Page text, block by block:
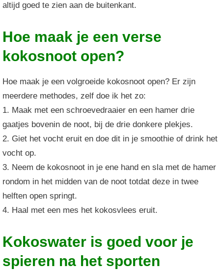
altijd goed te zien aan de buitenkant.
Hoe maak je een verse
kokosnoot open?
Hoe maak je een volgroeide kokosnoot open? Er zijn
meerdere methodes, zelf doe ik het zo:
1. Maak met een schroevedraaier en een hamer drie
gaatjes bovenin de noot, bij de drie donkere plekjes.
2. Giet het vocht eruit en doe dit in je smoothie of drink het
vocht op.
3. Neem de kokosnoot in je ene hand en sla met de hamer
rondom in het midden van de noot totdat deze in twee
helften open springt.
4. Haal met een mes het kokosvlees eruit.
Kokoswater is goed voor je
spieren na het sporten